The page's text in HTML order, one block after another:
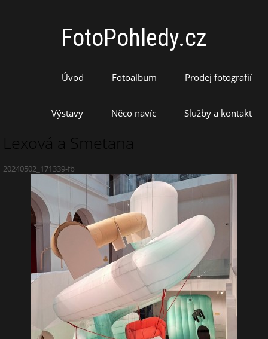
FotoPohledy.cz
Úvod Fotoalbum Prodej fotografií
Výstavy Něco navíc Služby a kontakt
Lexová a Smetana
20240502_171339-fb